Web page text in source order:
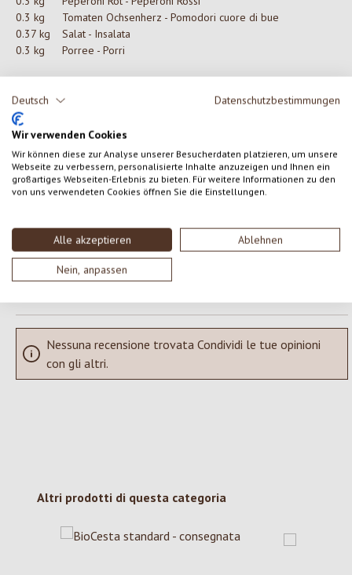
Deutsch Datenschutzbestimmungen
Wir verwenden Cookies
Wir können diese zur Analyse unserer Besucherdaten platzieren, um unsere
Webseite zu verbessern, personalisierte Inhalte anzuzeigen und Ihnen ein
großartiges Webseiten-Erlebnis zu bieten. Für weitere Informationen zu den
von uns verwendeten Cookies öffnen Sie die Einstellungen.
Alle akzeptieren Ablehnen
Nein, anpassen
0.3 kg
Tomaten Ochsenherz - Pomodori cuore di bue
0.37 kg
Salat - Insalata
0.3 kg
Porree - Porri
0 di 0 valutazioni
Valutazione media di 0 su 5 stelle
Formula una valutazione!
Condividi le tue esperienze con il prodotto con altri clienti.
SCRIVERE UNA RECENSIONE
Visualizza le valutazioni solo nella lingua corrente.
Nessuna recensione trovata Condividi le tue opinioni
con gli altri.
Salta la galleria dei prodotti
Altri prodotti di questa categoria